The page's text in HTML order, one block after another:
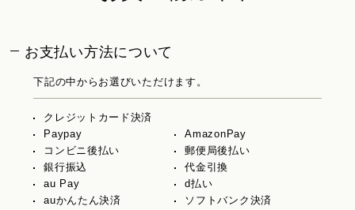
お支払い方法について
下記の中からお選びいただけます。
クレジットカード決済
Paypay
AmazonPay
コンビニ後払い
郵便局後払い
銀行振込
代金引換
au Pay
d払い
auかんたん決済
ソフトバンク決済